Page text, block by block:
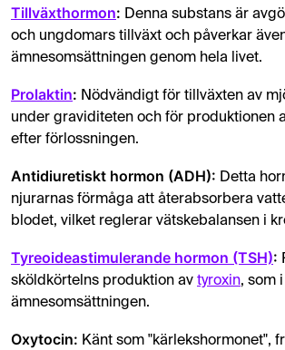
Tillväxthormon: Denna substans är
och ungdomars tillväxt och påverkar
ämnesomsättningen genom hela livet.
Prolaktin: Nödvändigt för tillväxten av
under graviditeten och för produktionen
efter förlossningen.
Antidiuretiskt hormon (ADH): Detta
njurarnas förmåga att återabsorbera
blodet, vilket reglerar vätskebalansen i
Tyreoideastimulerande hormon (TSH):
sköldkörtelns produktion av tyroxin, som
ämnesomsättningen.
Oxytocin: Känt som "kärlekshormonet",